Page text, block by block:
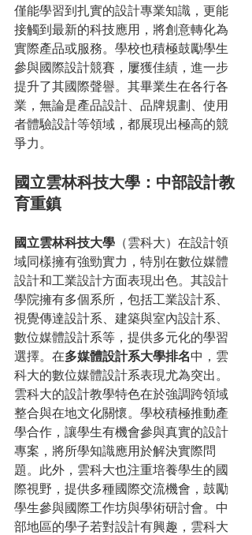
僅能學習到扎實的設計專業知識，更能
接觸到最新的科技應用，將創意轉化為
實際產品或服務。學校也積極鼓勵學生
參與國際設計競賽，屢獲佳績，進一步
提升了其國際聲譽。其畢業生在各行各
業，無論是產品設計、品牌規劃、使用
者體驗設計等領域，都展現出極高的競
爭力。
國立雲林科技大學：中部設計教
育重鎮
國立雲林科技大學 （雲科大）在設計領
域同樣擁有強勁實力，特別在數位媒體
設計和工業設計方面表現出色。其設計
學院擁有多個系所，包括工業設計系、
視覺傳達設計系、建築與室內設計系、
數位媒體設計系等，提供多元化的學習
選擇。在多媒體設計系大學排名中，雲
科大的數位媒體設計系表現尤為突出。
雲科大的設計教學特色在於強調跨領域
整合與在地文化關懷。學校積極推動產
學合作，讓學生有機會參與真實的設計
專案，將所學知識應用於解決實際問
題。此外，雲科大也注重培養學生的國
際視野，提供多種國際交流機會，鼓勵
學生參與國際工作坊與學術研討會。中
部地區的學子若對設計有興趣，雲科大